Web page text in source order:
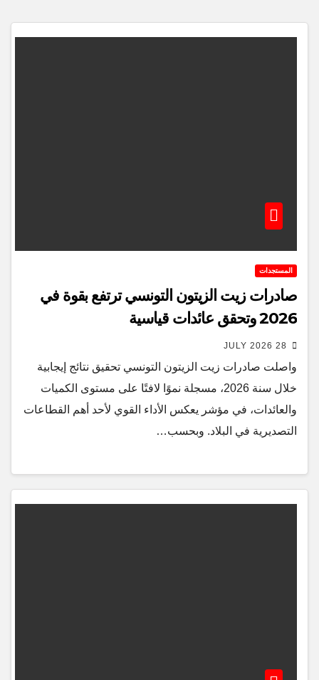
المستجدات
صادرات زيت الزيتون التونسي ترتفع بقوة في
2026 وتحقق عائدات قياسية
28 JULY 2026
واصلت صادرات زيت الزيتون التونسي تحقيق نتائج إيجابية
خلال سنة 2026، مسجلة نموًا لافتًا على مستوى الكميات
والعائدات، في مؤشر يعكس الأداء القوي لأحد أهم القطاعات
التصديرية في البلاد. وبحسب…